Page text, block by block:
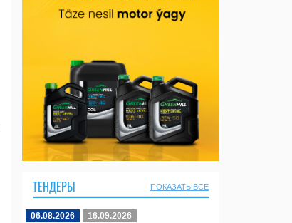
ТЕНДЕРЫ ПОКАЗАТЬ ВСЕ
06.08.2026 16.09.2026